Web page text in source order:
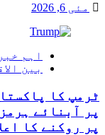
مئی 6, 2026
اہم
بین
ٹرمپ کا
پر آبنائے
پر روکنے کا